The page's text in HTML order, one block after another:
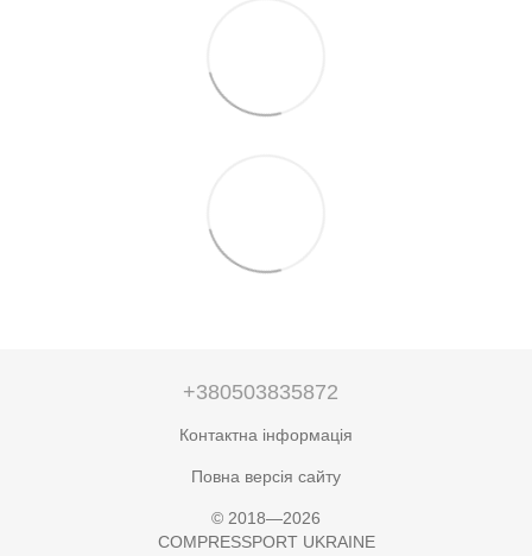
+380503835872
Контактна інформація
Повна версія сайту
© 2018—2026
COMPRESSPORT UKRAINE